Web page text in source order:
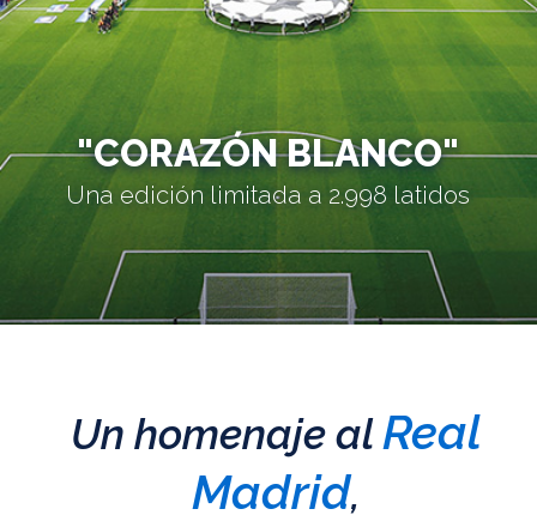
"CORAZÓN BLANCO"
Una edición limitada a 2.998 latidos
Un homenaje alReal
Madrid,